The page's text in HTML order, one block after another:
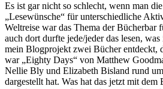
Es ist gar nicht so schlecht, wenn man
„Lesewünsche“ für unterschiedliche
Weltreise war das Thema der Bücherbar
auch dort durfte jede/jeder das lesen,
mein Blogprojekt zwei Bücher entdeckt,
war „Eighty Days“ von Matthew
Nellie Bly und Elizabeth Bisland rund
dargestellt hat. Was hat das jetzt mit dem